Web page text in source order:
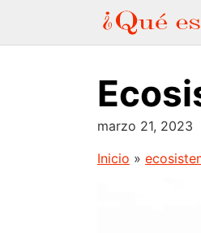
contenido
marzo 21, 2023
Inicio »